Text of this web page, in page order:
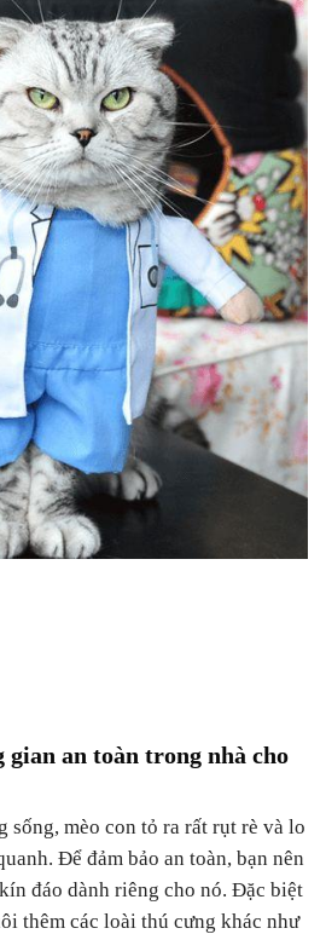
an toàn trong nhà cho
mèo con tỏ ra rất rụt rè và lo
Để đảm bảo an toàn, bạn nên
đáo dành riêng cho nó. Đặc biệt
thêm các loài thú cưng khác như